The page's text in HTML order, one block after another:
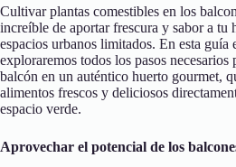
Cultivar plantas comestibles en los
increíble de aportar frescura y sabor a tu
espacios urbanos limitados. En esta guía
exploraremos todos los pasos necesarios
balcón en un auténtico huerto gourmet,
alimentos frescos y deliciosos
espacio verde.
Aprovechar el potencial de los